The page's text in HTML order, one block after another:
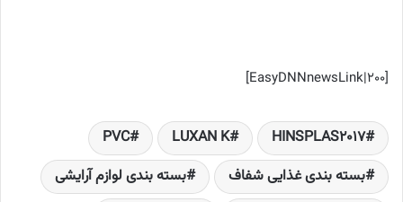
[EasyDNNnewsLink|200]
HINSPLAS2017
LUXAN K
PVC
بسته بندی غذایی شفاف
بسته بندی لوازم آرایشی